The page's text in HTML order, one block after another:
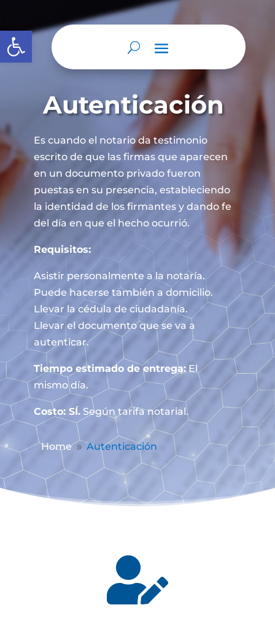
Abrir barra de herramientas
Autenticación
Es cuando el notario da testimonio
escrito de que las firmas que aparecen
en un documento privado fueron
puestas en su presencia, estableciendo
la identidad de los firmantes y dando fe
del día en que el hecho ocurrió.
Requisitos:
Asistir personalmente a la notaría.
Puede hacerse también a domicilio.
Llevar la cédula de ciudadanía.
Llevar el documento que se va a
autenticar.
Tiempo estimado de entrega:El
mismo día.
Costo: SÍ.Según tarifa notarial.
Home 9 Autenticación
